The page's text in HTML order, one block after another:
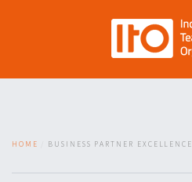
HOME BUSINESS PARTNER EXCELLENCE